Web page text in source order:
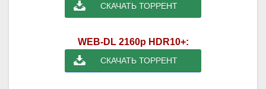
СКАЧАТЬ ТОРРЕНТ
WEB-DL 2160p HDR10+:
СКАЧАТЬ ТОРРЕНТ